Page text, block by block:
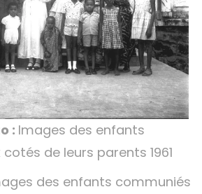
: Images des enfants
de leurs parents 1961
des enfants communiés